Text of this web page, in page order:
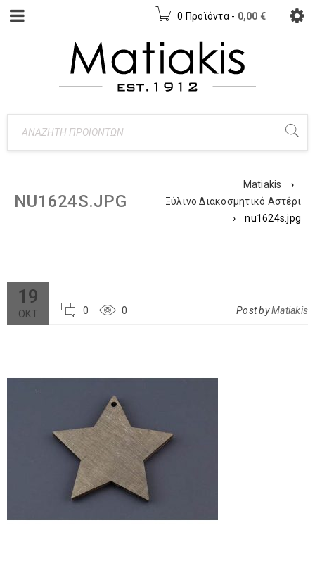
0 Προϊόντα - 0,00 €
NU1624S.JPG
Matiakis
›
Ξύλινο Διακοσμητικό Αστέρι
›
nu1624s.jpg
19
ΟΚΤ 0 0 Post byMatiakis